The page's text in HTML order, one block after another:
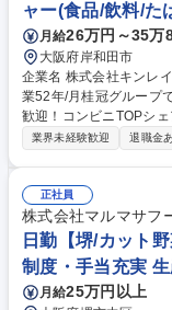
ャー(食品/飲料/た
月給26万円～35万
大阪府岸和田市
企業名 株式会社キンレイ 求人名 未経験歓迎!【製造現場スタッフ/大阪
業52年/月桂冠グループで基盤安定◎ 仕事の内容
歓迎！コンビニTOPシ
理・盛り付け等の各工
程（製麺・調理・製造
ただきます。 【仕事イ
するため全工程に関わ
リーダーや工場のマネ
トを目指していただけます！ 募集職種 未経験歓迎!【製造現
阪】創業52年/月桂冠グ
業界未経験歓迎 退職金
正社員
株式会社マルマサフ
日勤【堺/カット
制度・手当充実
月給25万円以上